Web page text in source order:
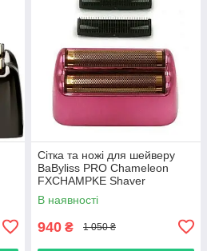
Сітка та ножі для шейверу
BaByliss PRO Chameleon
FXCHAMPKE Shaver
(FXRF2CE)
В наявності
940 ₴ 1 050 ₴